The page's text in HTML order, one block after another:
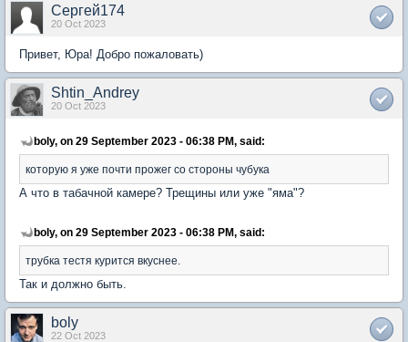
Сергей174
20 Oct 2023
Привет, Юра! Добро пожаловать)
Shtin_Andrey
20 Oct 2023
boly, on 29 September 2023 - 06:38 PM, said:
которую я уже почти прожег со стороны чубука
А что в табачной камере? Трещины или уже "яма"?
boly, on 29 September 2023 - 06:38 PM, said:
трубка тестя курится вкуснее.
Так и должно быть.
boly
22 Oct 2023